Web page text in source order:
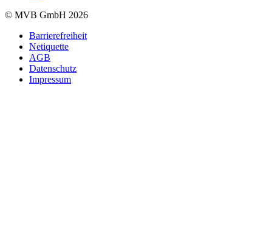
© MVB GmbH 2026
Barrierefreiheit
Netiquette
AGB
Datenschutz
Impressum